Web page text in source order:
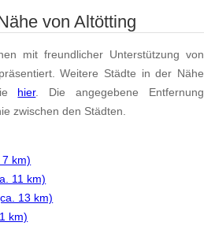
von Altötting
mit freundlicher Unterstützung von
Weitere Städte in der Nähe
hier. Die angegebene Entfernung
zwischen den Städten.
km)
11 km)
13 km)
km)